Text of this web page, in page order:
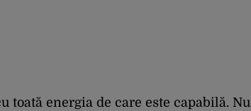
toată energia de care este capabilă. Nu